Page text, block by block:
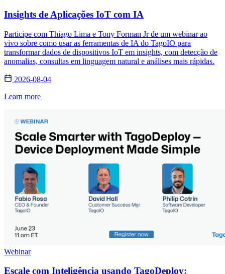
Insights de Aplicações IoT com IA
Participe com Thiago Lima e Tony Forman Jr de um webinar ao
vivo sobre como usar as ferramentas de IA do TagoIO para
transformar dados de dispositivos IoT em insights, com detecção de
anomalias, consultas em linguagem natural e análises mais rápidas.
2026-08-04
Learn more
Webinar
Escale com Inteligência usando TagoDeploy: